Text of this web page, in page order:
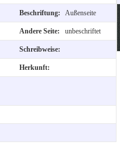
Beschriftung: Außenseite
Andere Seite: unbeschriftet
Schreibweise:
Herkunft: